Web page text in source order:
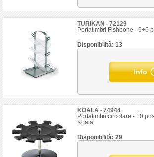
TURIKAN - 72129
Portatimbri Fishbone - 6+6
Disponibilità: 13
Info
KOALA - 74944
Portatimbri circolare - 10
Koala
Disponibilità: 29